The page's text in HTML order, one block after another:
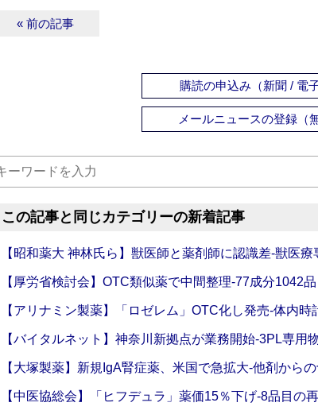
« 前の記事
購読の申込み（新聞 / 電子
メールニュースの登録（
この記事と同じカテゴリーの新着記事
【昭和薬大 神林氏ら】獣医師と薬剤師に認識差‐獣医
【厚労省検討会】OTC類似薬で中間整理‐77成分1042
【アリナミン製薬】「ロゼレム」OTC化し発売‐体内
【バイタルネット】神奈川新拠点が業務開始‐3PL専用
【大塚製薬】新規IgA腎症薬、米国で急拡大‐他剤から
【中医協総会】「ヒフデュラ」薬価15％下げ‐8品目の